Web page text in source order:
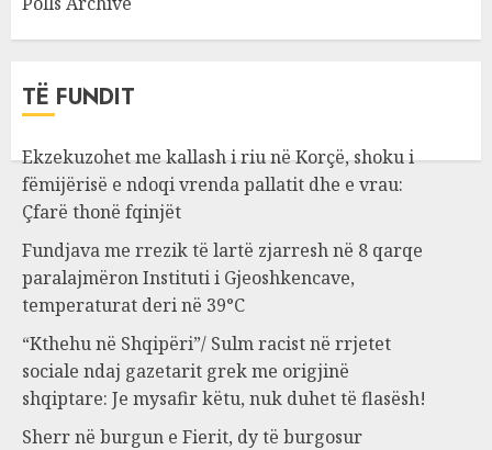
TË FUNDIT
Ekzekuzohet me kallash i riu në Korçë, shoku i
fëmijërisë e ndoqi vrenda pallatit dhe e vrau:
Çfarë thonë fqinjët
Fundjava me rrezik të lartë zjarresh në 8 qarqe
paralajmëron Instituti i Gjeoshkencave,
temperaturat deri në 39°C
“Kthehu në Shqipëri”/ Sulm racist në rrjetet
sociale ndaj gazetarit grek me origjinë
shqiptare: Je mysafir këtu, nuk duhet të flasësh!
Sherr në burgun e Fierit, dy të burgosur